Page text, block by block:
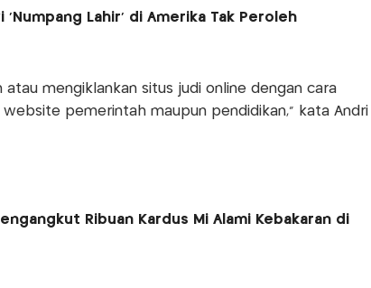
'Numpang Lahir' di Amerika Tak Peroleh
mengiklankan situs judi online dengan cara
pemerintah maupun pendidikan," kata Andri
Ribuan Kardus Mi Alami Kebakaran di